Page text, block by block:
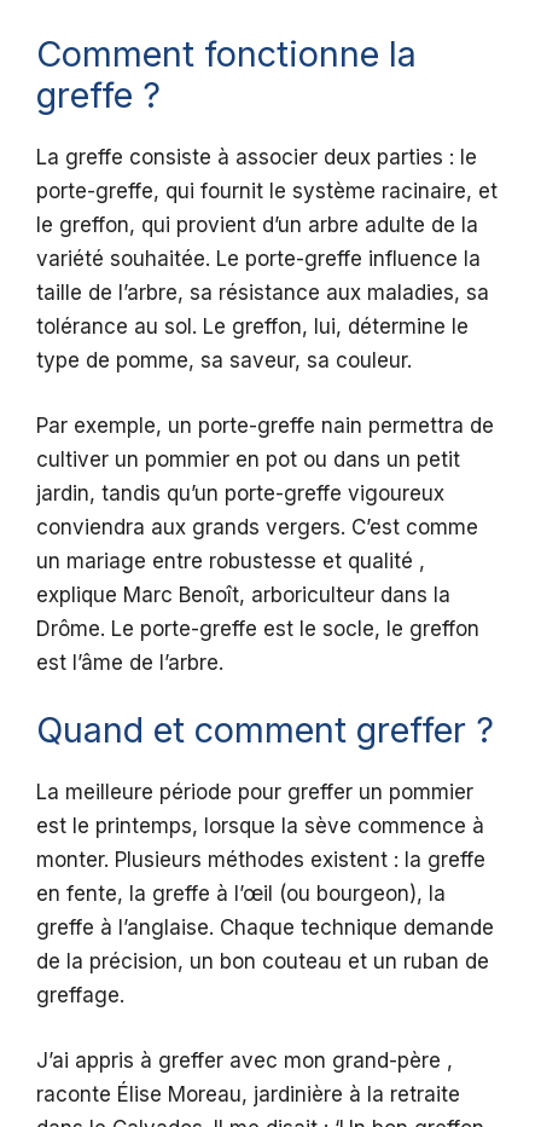
Comment fonctionne la
greffe ?
La greffe consiste à associer deux parties : le
porte-greffe, qui fournit le système racinaire, et
le greffon, qui provient d’un arbre adulte de la
variété souhaitée. Le porte-greffe influence la
taille de l’arbre, sa résistance aux maladies, sa
tolérance au sol. Le greffon, lui, détermine le
type de pomme, sa saveur, sa couleur.
Par exemple, un porte-greffe nain permettra de
cultiver un pommier en pot ou dans un petit
jardin, tandis qu’un porte-greffe vigoureux
conviendra aux grands vergers. C’est comme
un mariage entre robustesse et qualité ,
explique Marc Benoît, arboriculteur dans la
Drôme. Le porte-greffe est le socle, le greffon
est l’âme de l’arbre.
Quand et comment greffer ?
La meilleure période pour greffer un pommier
est le printemps, lorsque la sève commence à
monter. Plusieurs méthodes existent : la greffe
en fente, la greffe à l’œil (ou bourgeon), la
greffe à l’anglaise. Chaque technique demande
de la précision, un bon couteau et un ruban de
greffage.
J’ai appris à greffer avec mon grand-père ,
raconte Élise Moreau, jardinière à la retraite